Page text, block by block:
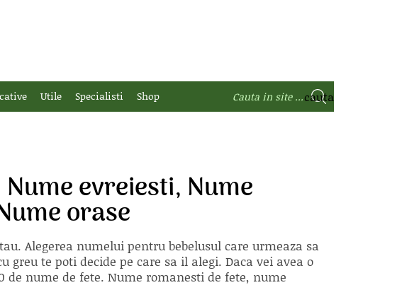
Utile Specialisti Shop
evreiesti, Nume
orase
Alegerea numelui pentru bebelusul care urmeaza sa
te poti decide pe care sa il alegi. Daca vei avea o
nume de fete. Nume romanesti de fete, nume